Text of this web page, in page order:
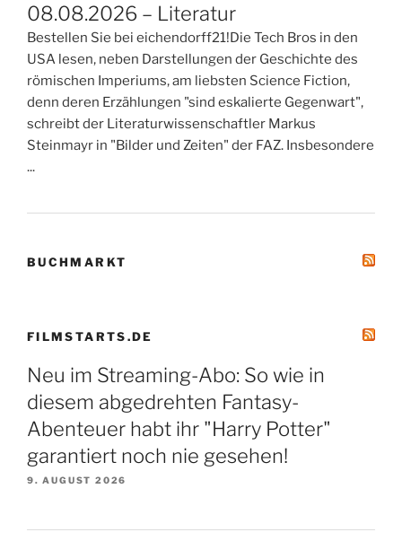
08.08.2026 – Literatur
Bestellen Sie bei eichendorff21!Die Tech Bros in den
USA lesen, neben Darstellungen der Geschichte des
römischen Imperiums, am liebsten Science Fiction,
denn deren Erzählungen "sind eskalierte Gegenwart",
schreibt der Literaturwissenschaftler Markus
Steinmayr in "Bilder und Zeiten" der FAZ. Insbesondere
...
BUCHMARKT
FILMSTARTS.DE
Neu im Streaming-Abo: So wie in
diesem abgedrehten Fantasy-
Abenteuer habt ihr "Harry Potter"
garantiert noch nie gesehen!
9. AUGUST 2026